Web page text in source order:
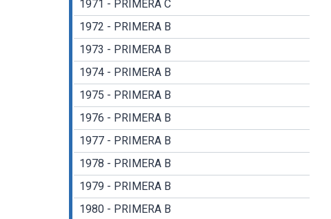
1971 - PRIMERA C
1972 - PRIMERA B
1973 - PRIMERA B
1974 - PRIMERA B
1975 - PRIMERA B
1976 - PRIMERA B
1977 - PRIMERA B
1978 - PRIMERA B
1979 - PRIMERA B
1980 - PRIMERA B